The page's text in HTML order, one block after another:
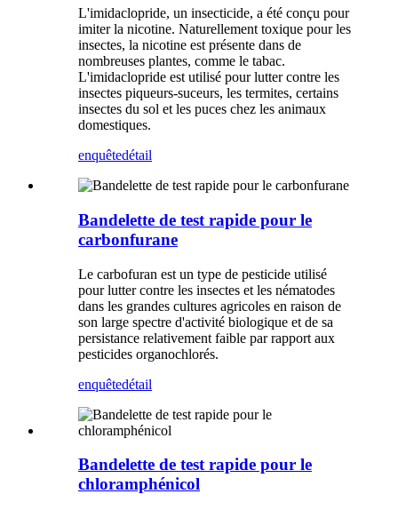
L'imidaclopride, un insecticide, a été conçu pour
imiter la nicotine. Naturellement toxique pour les
insectes, la nicotine est présente dans de
nombreuses plantes, comme le tabac.
L'imidaclopride est utilisé pour lutter contre les
insectes piqueurs-suceurs, les termites, certains
insectes du sol et les puces chez les animaux
domestiques.
enquêtedétail
Bandelette de test rapide pour le
carbonfurane
Le carbofuran est un type de pesticide utilisé
pour lutter contre les insectes et les nématodes
dans les grandes cultures agricoles en raison de
son large spectre d'activité biologique et de sa
persistance relativement faible par rapport aux
pesticides organochlorés.
enquêtedétail
Bandelette de test rapide pour le
chloramphénicol